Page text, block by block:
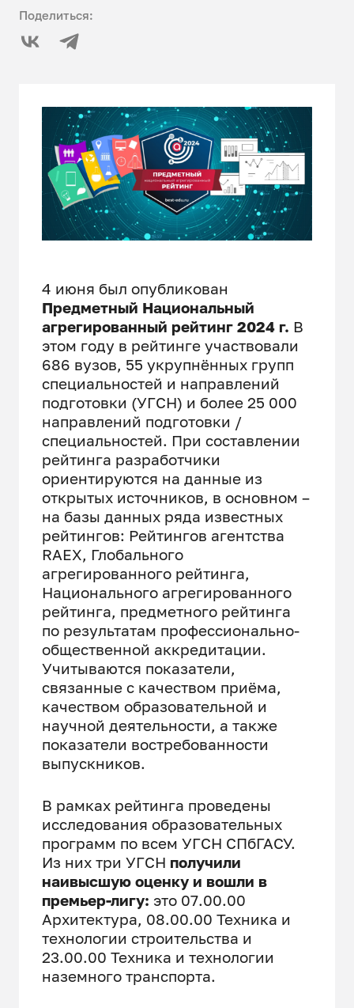
Поделиться:
4 июня был опубликован
Предметный Национальный
агрегированный рейтинг 2024 г. В
этом году в рейтинге участвовали
686 вузов, 55 укрупнённых групп
специальностей и направлений
подготовки (УГСН) и более 25 000
направлений подготовки /
специальностей. При составлении
рейтинга разработчики
ориентируются на данные из
открытых источников, в основном –
на базы данных ряда известных
рейтингов: Рейтингов агентства
RAEX, Глобального
агрегированного рейтинга,
Национального агрегированного
рейтинга, предметного рейтинга
по результатам профессионально-
общественной аккредитации.
Учитываются показатели,
связанные с качеством приёма,
качеством образовательной и
научной деятельности, а также
показатели востребованности
выпускников.
В рамках рейтинга проведены
исследования образовательных
программ по всем УГСН СПбГАСУ.
Из них три УГСН получили
наивысшую оценку и вошли в
премьер-лигу: это 07.00.00
Архитектура, 08.00.00 Техника и
технологии строительства и
23.00.00 Техника и технологии
наземного транспорта.